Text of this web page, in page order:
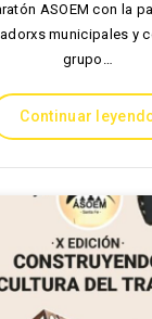
ASOEM con la
municipales y
grupo…
Continuar